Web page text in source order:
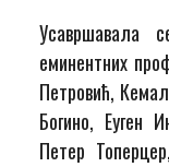
Усавршавала
еминентних
Петровић,
Богино, Еуген
Петер